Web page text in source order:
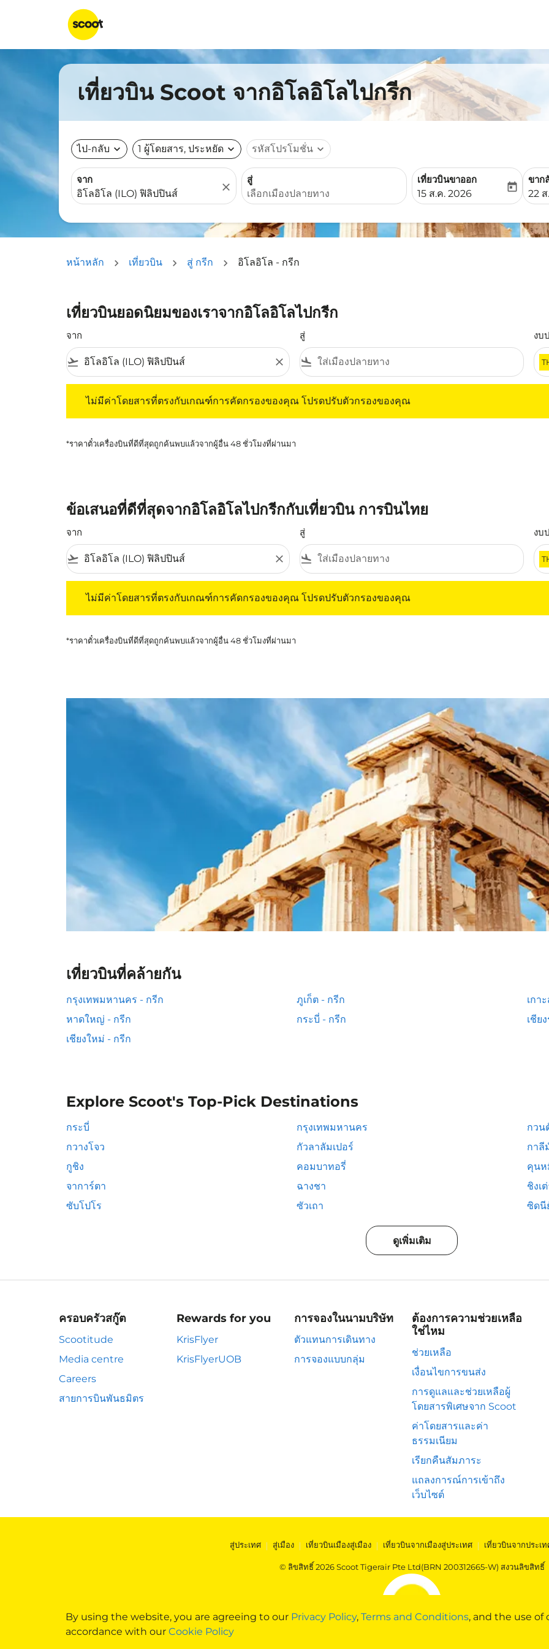
By using the website, you are agreeing to our Privacy Policy, Terms and Conditions, and the use of
accordance with our Cookie Policy
เที่ยวบิน Scoot จากอิโลอิโลไปกรีก
ไป-กลับ expand_more 1 ผู้โดยสาร, ประหยัด expand_more รหัสโปรโมชั่น expand_more
จาก
close
สู่
เที่ยวบินขาออก
fc-booking-departure-
15 ส.ค. 2026
today
ขาก
fc-
22
หน้าหลัก เที่ยวบิน สู่ กรีก อิโลอิโล - กรีก
เที่ยวบินยอดนิยมของเราจากอิโลอิโลไปกรีก
จาก
flight_takeoff close
สู่
flight_land
งบ
ไม่มีค่าโดยสารที่ตรงกับเกณฑ์การคัดกรองของคุณ โปรดปรับตัวกรองของคุณ
*ราคาตั๋วเครื่องบินที่ดีที่สุดถูกค้นพบแล้วจากผู้อื่น 48 ชั่วโมงที่ผ่านมา
ข้อเสนอที่ดีที่สุดจากอิโลอิโลไปกรีกกับเที่ยวบิน การบินไทย
จาก
flight_takeoff close
สู่
flight_land
งบ
ไม่มีค่าโดยสารที่ตรงกับเกณฑ์การคัดกรองของคุณ โปรดปรับตัวกรองของคุณ
*ราคาตั๋วเครื่องบินที่ดีที่สุดถูกค้นพบแล้วจากผู้อื่น 48 ชั่วโมงที่ผ่านมา
เที่ยวบินที่คล้ายกัน
กรุงเทพมหานคร - กรีก ภูเก็ต - กรีก
เกา
หาดใหญ่ - กรีก
กระบี่ - กรีก
เชีย
เชียงใหม่ - กรีก
Explore Scoot's Top-Pick Destinations
กระบี่ กรุงเทพมหานคร
กวน
กวางโจว
กัวลาลัมเปอร์
กาลี
กูชิง
คอมบาทอรี่
คุนห
จาการ์ตา
ฉางชา
ชิงเ
ซับโปโร
ซัวเถา ซิดนี
ดูเพิ่มเติม
ครอบครัวสกู๊ต
Scootitude
Media centre
Careers
สายการบินพันธมิตร
Rewards for you
KrisFlyer
KrisFlyerUOB
การจองในนามบริษัท
ตัวแทนการเดินทาง
การจองแบบกลุ่ม
ต้องการความช่วยเหลือ
ใช่ไหม
ช่วยเหลือ
เงื่อนไขการขนส่ง
การดูแลและช่วยเหลือผู้
โดยสารพิเศษจาก Scoot
ค่าโดยสารและค่า
ธรรมเนียม
เรียกคืนสัมภาระ
แถลงการณ์การเข้าถึง
เว็บไซต์
สู่ประเทศ | สู่เมือง | เที่ยวบินเมืองสู่เมือง | เที่ยวบินจากเมืองสู่ประเทศ | เที่ยวบินจากประเท
© ลิขสิทธิ์ 2026 Scoot Tigerair Pte Ltd(BRN 200312665-W) สงวนลิขสิทธิ์